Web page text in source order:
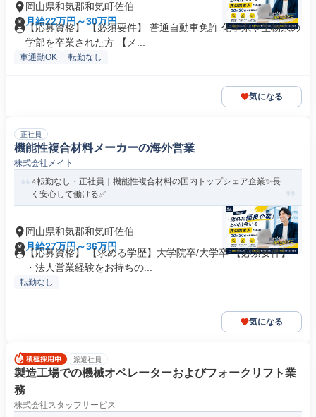
岡山県和気郡和気町佐伯
月給22万円～30万円
【応募資格】 【必須要件】 普通自動車免許 化学系や生物系の
学部を卒業された方 【メ...
車通勤OK 転勤なし
気になる
正社員
機能性複合材料メーカーの海外営業
株式会社メイト
⭐転勤なし・正社員｜機能性複合材料の国内トップシェア企業✨長
く安心して働ける✅
岡山県和気郡和気町佐伯
月給27万円～36万円
【応募資格】 【求める学歴】大学院卒/大学卒 【必須要件】
・法人営業経験をお持ちの...
転勤なし
気になる
派遣社員
製造工場での機械オペレーターおよびフォークリフト業
務
株式会社スタッフサービス